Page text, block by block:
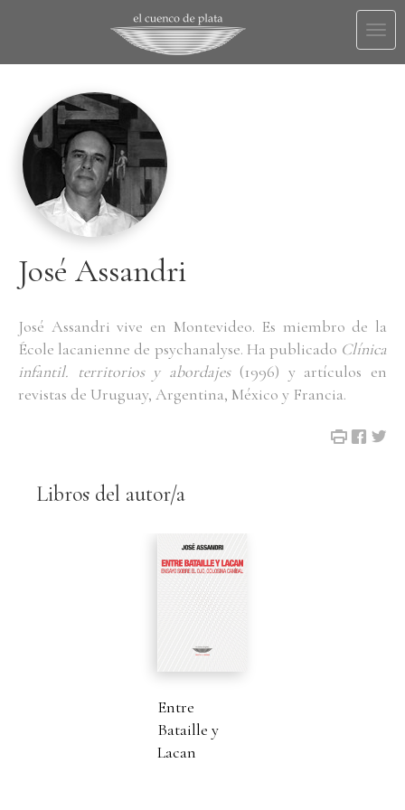
José Assandri
José Assandri vive en Montevideo. Es miembro de la
École lacanienne de psychanalyse. Ha publicado Clínica
infantil. territorios y abordajes(1996) y artículos en
revistas de Uruguay, Argentina, México y Francia.
Libros del autor/a
Entre
Bataille y
Lacan